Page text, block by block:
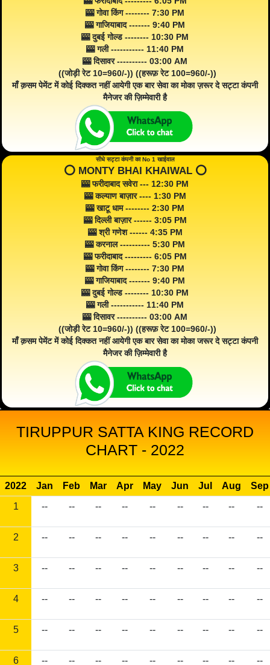
🎰 गोवा किंग -------- 7:30 PM
🎰 गाजियाबाद ------- 9:40 PM
🎰 दुबई गोल्ड -------- 10:30 PM
🎰 गली ----------- 11:40 PM
🎰 दिसावर ---------- 03:00 AM
((जोड़ी रेट 10=960/-)) ((हरूफ़ रेट 100=960/-))
माँ क़सम पेमेंट में कोई दिक्कत नहीं आयेगी एक बार सेवा का मोका ज़रूर दे सट्टा कंपनी
मैनेजर की ज़िम्मेवारी है
सीधे सट्टा कंपनी का No 1 खाईवाल
⭕️ MONTY BHAI KHAIWAL ⭕️
🎰 फरीदाबाद सवेरा --- 12:30 PM
🎰 कल्याण बाज़ार ---- 1:30 PM
🎰 खाटू धाम -------- 2:30 PM
🎰 दिल्ली बाज़ार ------ 3:05 PM
🎰 श्री गणेश ------ 4:35 PM
🎰 करनाल ---------- 5:30 PM
🎰 फरीदाबाद --------- 6:05 PM
🎰 गोवा किंग -------- 7:30 PM
🎰 गाजियाबाद ------- 9:40 PM
🎰 दुबई गोल्ड -------- 10:30 PM
🎰 गली ----------- 11:40 PM
🎰 दिसावर ---------- 03:00 AM
((जोड़ी रेट 10=960/-)) ((हरूफ़ रेट 100=960/-))
माँ क़सम पेमेंट में कोई दिक्कत नहीं आयेगी एक बार सेवा का मोका जरूर दे सट्टा कंपनी
मैनेजर की ज़िम्मेवारी है
TIRUPPUR SATTA KING RECORD
CHART - 2022
2022 Jan Feb Mar Apr May Jun Jul Aug
Sep
1
-- -- -- -- -- -- -- -- --
2 -- -- -- -- -- -- -- -- --
3 -- -- -- -- -- -- -- -- --
4 -- -- -- -- -- -- -- -- --
5 -- -- -- -- -- -- -- -- --
6 -- -- -- -- -- -- -- -- --